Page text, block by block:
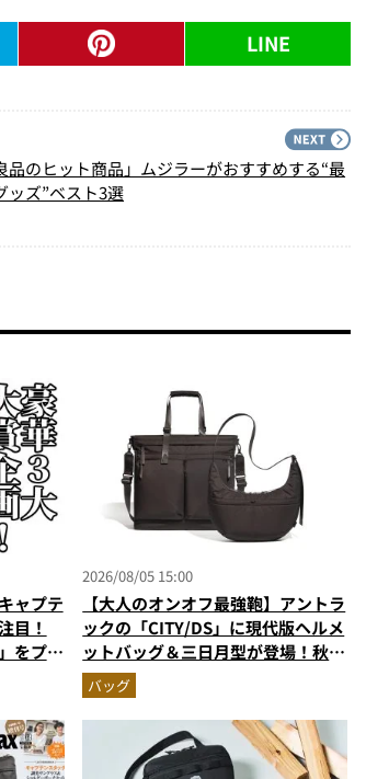
LINE
品のヒット商品」ムジラーがおすすめする“最
ッズ”ベスト3選
ャプテ
目！
をプロ
の目
2026/08/05 15:00
【大人のオンオフ最強鞄】アントラ
ックの「CITY/DS」に現代版ヘルメ
ットバッグ＆三日月型が登場！秋服
に絶対合う新色モールブラウンが傑
作
バッグ